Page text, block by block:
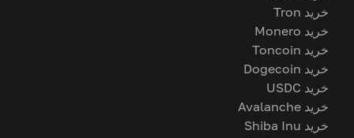
خرید Tron
خرید Monero
خرید Toncoin
خرید Dogecoin
خرید USDC
خرید Avalanche
خرید Shiba Inu